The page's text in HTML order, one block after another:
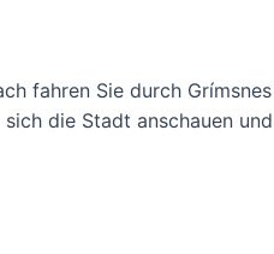
fahren Sie durch
die Stadt anschauen